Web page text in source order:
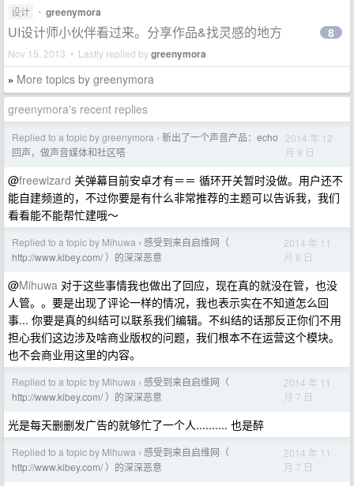
设计 • greenymora
UI设计师小伙伴看过来。分享作品&找灵感的地方
Nov 15, 2013 • Lastly replied bygreenymora
8
» More topics by greenymora
greenymora's recent replies
Replied to a topic by greenymora › 新出了一个声音产品：echo
回声，做声音媒体和社区嗒
2014 年 12
月 9 日
@freewizard 关弹幕目前安卓才有＝＝ 循环开关暂时没做。用户还不
能自建频道的，不过你要是有什么非常推荐的主题可以告诉我，我们
看看能不能帮忙建哦～
Replied to a topic by Mihuwa › 感受到来自启维网（
http://www.kibey.com/ ）的深深恶意
2014 年 11
月 8 日
@Mihuwa 对于这些事情我也做出了回应，现在真的就没在管，也没
人管。。要是出现了评论一样的情况，我也表示实在不知道怎么回
事... 你要是真的纠结可以联系我们编辑。不纠结的话那反正你们不用
担心我们这边涉及啥商业版权的问题，我们根本不在运营这个模块。
也不会商业用这里的内容。
Replied to a topic by Mihuwa › 感受到来自启维网（
http://www.kibey.com/ ）的深深恶意
2014 年 11
月 7 日
光是每天删删发广告的就够忙了一个人.......... 也是醉
Replied to a topic by Mihuwa › 感受到来自启维网（
http://www.kibey.com/ ）的深深恶意
2014 年 11
月 7 日